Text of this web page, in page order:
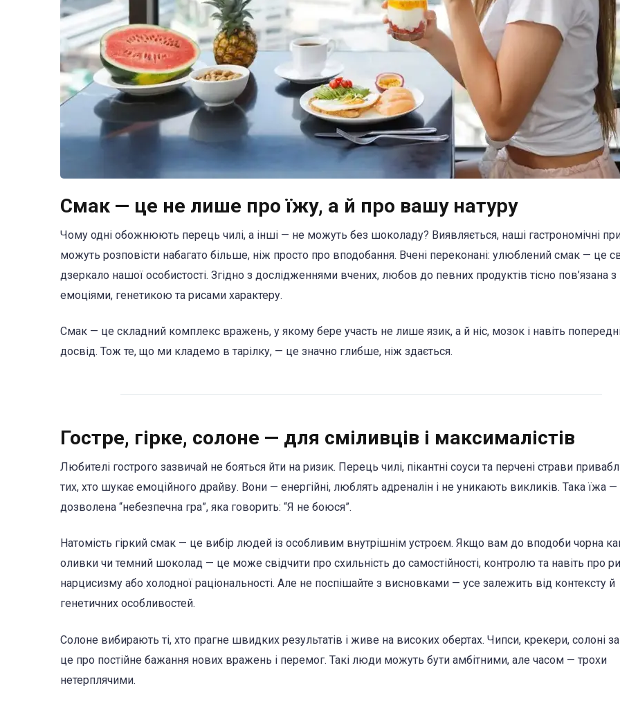
Смак — це не лише про їжу, а й про вашу натуру
Чому одні обожнюють перець чилі, а інші — не можуть без шоколаду? Виявляється, наші гастрономічні
можуть розповісти набагато більше, ніж просто про вподобання. Вчені переконані: улюблений смак — це
дзеркало нашої особистості. Згідно з дослідженнями вчених, любов до певних продуктів тісно пов’язана з
емоціями, генетикою та рисами характеру.
Смак — це складний комплекс вражень, у якому бере участь не лише язик, а й ніс, мозок і навіть
досвід. Тож те, що ми кладемо в тарілку, — це значно глибше, ніж здається.
Гостре, гірке, солоне — для сміливців і максималістів
Любителі гострого зазвичай не бояться йти на ризик. Перець чилі, пікантні соуси та перчені страви
тих, хто шукає емоційного драйву. Вони — енергійні, люблять адреналін і не уникають викликів. Така їжа —
дозволена “небезпечна гра”, яка говорить: “Я не боюся”.
Натомість гіркий смак — це вибір людей із особливим внутрішнім устроєм. Якщо вам до вподоби чорна
оливки чи темний шоколад — це може свідчити про схильність до самостійності, контролю та навіть про
нарцисизму або холодної раціональності. Але не поспішайте з висновками — усе залежить від контексту й
генетичних особливостей.
Солоне вибирають ті, хто прагне швидких результатів і живе на високих обертах. Чипси, крекери, солоні
це про постійне бажання нових вражень і перемог. Такі люди можуть бути амбітними, але часом — трохи
нетерплячими.